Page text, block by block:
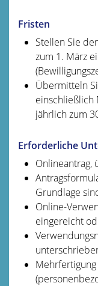
Fristen
Stellen Sie
zum 1. März
Übermitteln
einschließlich
jährlich zum
Erforderliche
Onlineantrag,
Grundlage
Online-
eingereicht